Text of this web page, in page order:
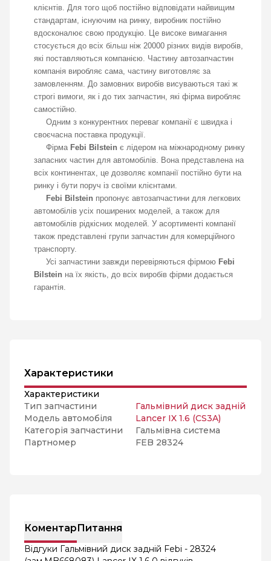
клієнтів. Для того щоб постійно відповідати найвищим
стандартам, існуючим на ринку, виробник постійно
вдосконалює свою продукцію. Це високе вимагання
стосується до всіх більш ніж 20000 різних видів виробів,
які поставляються компанією. Частину автозапчастин
компанія виробляє сама, частину виготовляє за
замовленням. До замовних виробів висуваються такі ж
строгі вимоги, як і до тих запчастин, які фірма виробляє
самостійно.
Одним з конкурентних переваг компанії є швидка і
своєчасна поставка продукції.
Фірма Febi Bilstein є лідером на міжнародному ринку
запасних частин для автомобілів. Вона представлена на
всіх континентах, це дозволяє компанії постійно бути на
ринку і бути поруч із своїми клієнтами.
Febi Bilstein пропонує автозапчастини для легкових
автомобілів усіх поширених моделей, а також для
автомобілів рідкісних моделей. У асортименті компанії
також представлені групи запчастин для комерційного
транспорту.
Усі запчастини завжди перевіряються фірмою Febi
Bilstein на їх якість, до всіх виробів фірми додається
гарантія.
Характеристики
Характеристики
Тип запчастини
Гальмівний диск задній
Модель автомобіля
Lancer IX 1.6 (CS3A)
Категорія запчастини
Гальмівна система
Партномер
FEB 28324
КоментарПитання
Відгуки Гальмівний диск задній Febi - 28324